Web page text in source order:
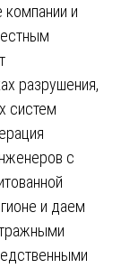
и
разрушения,
систем
с
и даем